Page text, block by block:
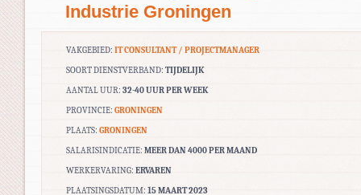
Industrie Groningen
VAKGEBIED: IT CONSULTANT / PROJECTMANAGER
SOORT DIENSTVERBAND: TIJDELIJK
AANTAL UUR: 32-40 UUR PER WEEK
PROVINCIE: GRONINGEN
PLAATS: GRONINGEN
SALARISINDICATIE: MEER DAN 4000 PER MAAND
WERKERVARING: ERVAREN
PLAATSINGSDATUM: 15 MAART 2023